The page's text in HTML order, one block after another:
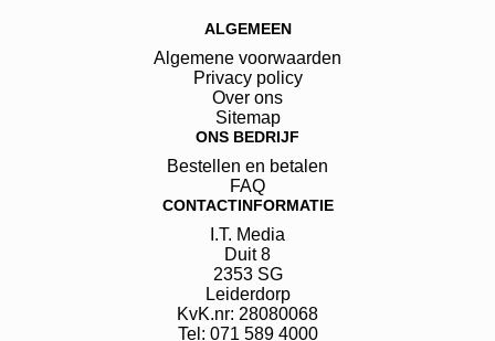
ALGEMEEN
Algemene voorwaarden
Privacy policy
Over ons
Sitemap
ONS BEDRIJF
Bestellen en betalen
FAQ
CONTACTINFORMATIE
I.T. Media
Duit8
2353 SG
Leiderdorp
KvK.nr: 28080068
Tel: 071 589 4000